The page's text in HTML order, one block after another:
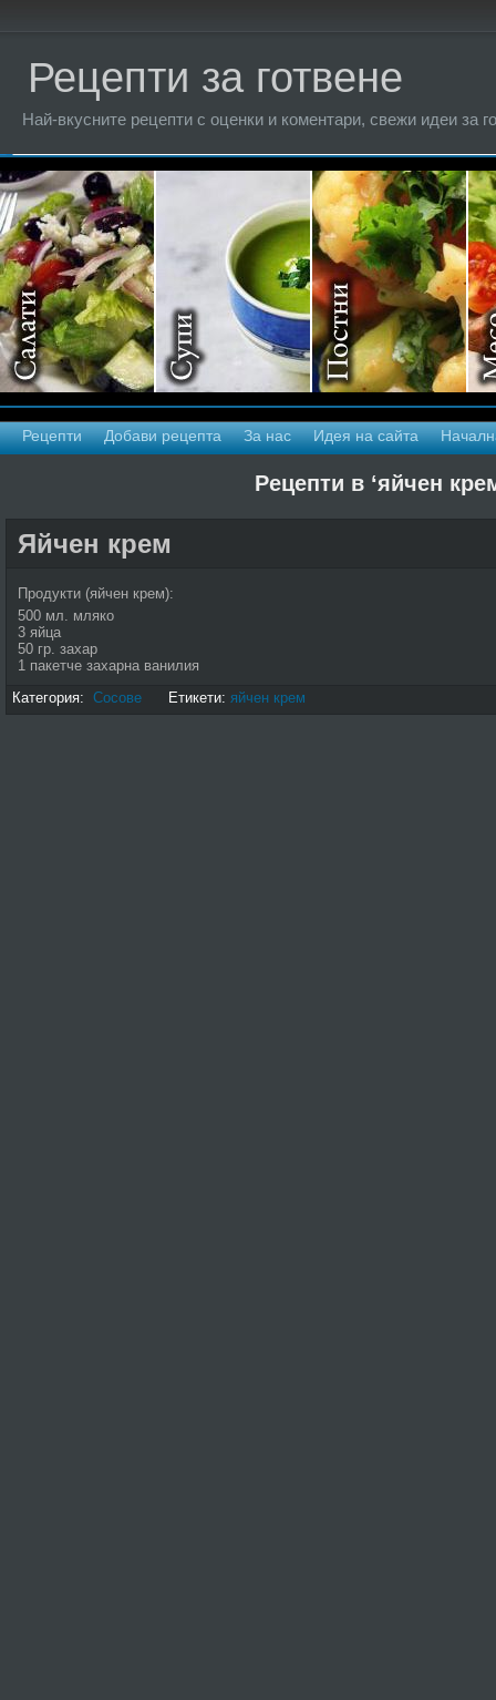
Рецепти за готвене
Най-вкусните рецепти с оценки и коментари, свежи идеи за
Рецепти Добави рецепта За нас Идея на сайта
Рецепти в ‘яйчен
Яйчен крем
Продукти (яйчен крем):
500 мл. мляко
3 яйца
50 гр. захар
1 пакетче захарна ванилия
Категория: Сосове Етикети: яйчен крем